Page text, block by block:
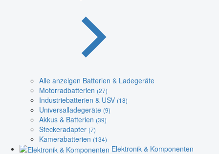
Alle anzeigen Batterien & Ladegeräte
Motorradbatterien (27)
Industriebatterien & USV (18)
Universalladegeräte (9)
Akkus & Batterien (39)
Steckeradapter (7)
Kamerabatterien (134)
Elektronik & Komponenten